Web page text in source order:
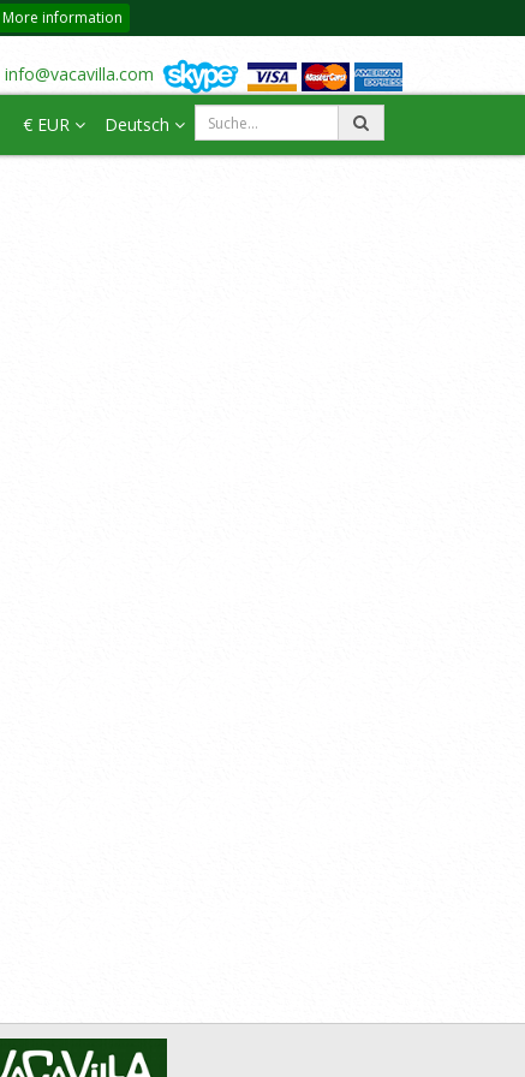
More information
info@vacavilla.com
€ EUR Deutsch